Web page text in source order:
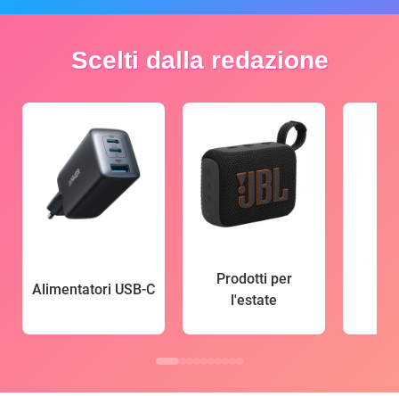
Scelti dalla redazione
Alimentatori USB-C
Prodotti per
l'estate